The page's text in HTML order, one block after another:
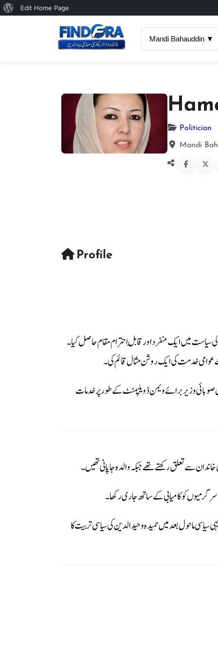
About
Edit Home Page
Mandi Bahauddin ▼
Politician
Mandi
Profile
سیاست میں ایک منفرد اور قابلِ احترام مقام حاصل کیا۔
کے عوامی خدمت کی ایک روشن مثال قائم کی۔
صوبائی وزیر برائے ویمن ڈویلپمنٹ کے طور پر خدمات
سرگرمیوں کو کامیابی کے ساتھ جاری رکھا۔
سرگرم کردار ادا کرتے رہے۔ یہی سیاسی ماحول بعد میں حمیدہ وحیدالدین کی سیاسی تربیت کا